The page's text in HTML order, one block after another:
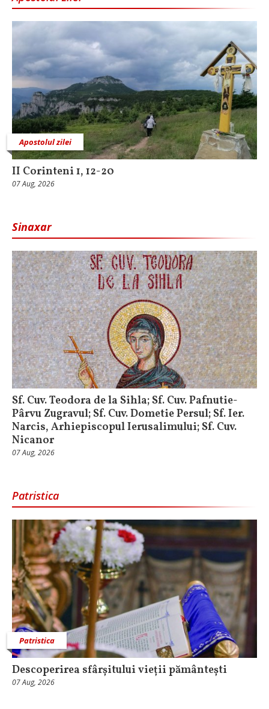
Apostolul zilei
II Corinteni 1, 12-20
07 Aug, 2026
Sinaxar
Sf. Cuv. Teodora de la Sihla; Sf. Cuv. Pafnutie-
Pârvu Zugravul; Sf. Cuv. Dometie Persul; Sf. Ier.
Narcis, Arhiepiscopul Ierusalimului; Sf. Cuv.
Nicanor
07 Aug, 2026
Patristica
Patristica
Descoperirea sfârșitului vieții pământești
07 Aug, 2026